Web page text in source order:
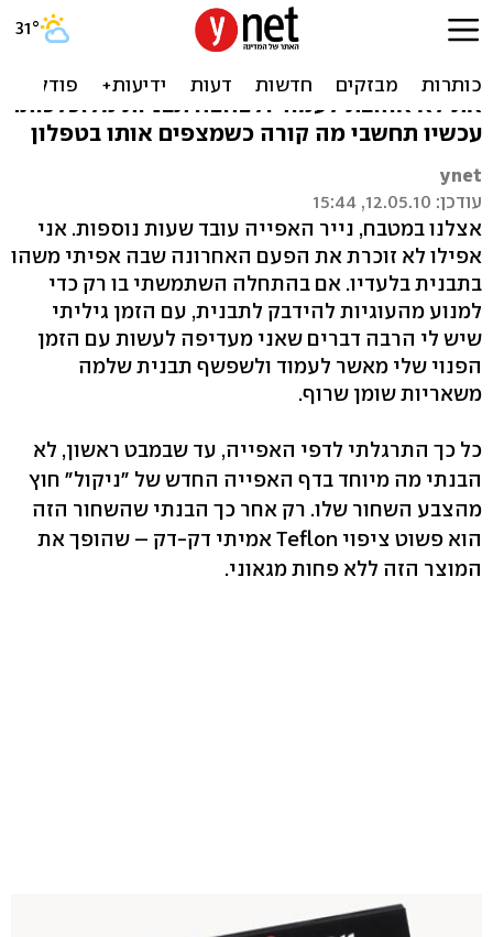
פותחים דף חדש
נייר האפייה הרגיל הוא מצרך חיוני במטבח אם
את לא אוהבת לעמוד ולצחצח תבניות מלוכלכות.
עכשיו תחשבי מה קורה כשמצפים אותו בטפלון
ynet
עודכן: 12.05.10, 15:44
אצלנו במטבח, נייר האפייה עובד שעות נוספות. אני
אפילו לא זוכרת את הפעם האחרונה שבה אפיתי משהו
בתבנית בלעדיו. אם בהתחלה השתמשתי בו רק כדי
למנוע מהעוגיות להידבק לתבנית, עם הזמן גיליתי
שיש לי הרבה דברים שאני מעדיפה לעשות עם הזמן
הפנוי שלי מאשר לעמוד ולשפשף תבנית שלמה
משאריות שומן שרוף.
כל כך התרגלתי לדפי האפייה, עד שבמבט ראשון, לא
הבנתי מה מיוחד בדף האפייה החדש של "ניקול" חוץ
מהצבע השחור שלו. רק אחר כך הבנתי שהשחור הזה
הוא פשוט ציפוי Teflon אמיתי דק-דק – שהופך את
המוצר הזה ללא פחות מגאוני.